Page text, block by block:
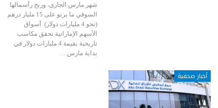
شهر مارس الجاري، وربح رأسمالها
السوقي ما يربو على 15 مليار درهم
(نحو 4 مليارات دولار) أسواق
الأسهم الإماراتية تحقق مكاسب
تاريخية بقيمة 4 مليارات دولار في
بداية مارس.…
أخبار صحفية